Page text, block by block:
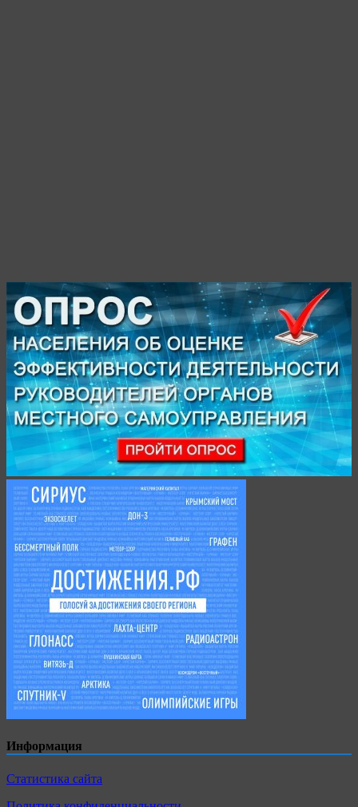
Информация
Статистика сайта